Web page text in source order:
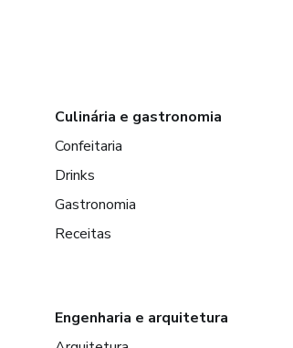
Culinária e gastronomia
Confeitaria
Drinks
Gastronomia
Receitas
Engenharia e arquitetura